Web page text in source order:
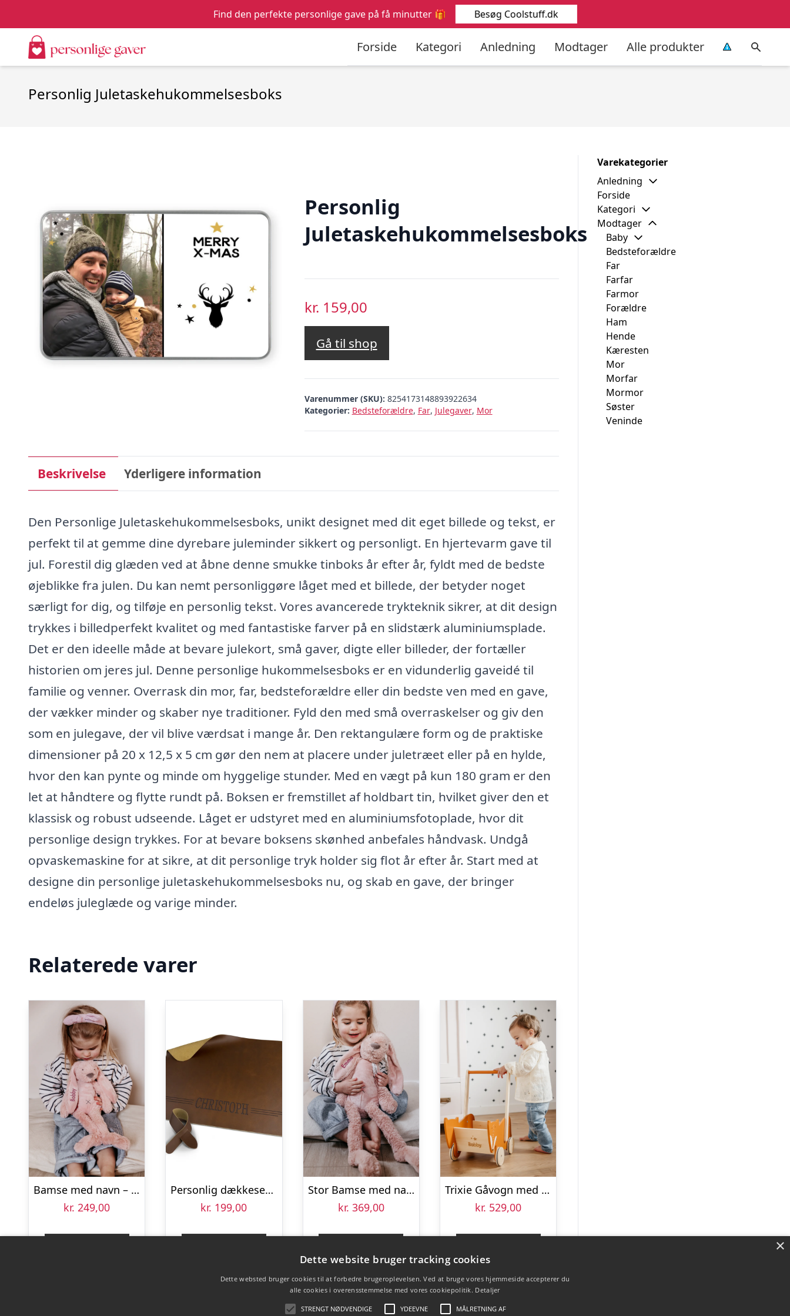
Forside Kategori Anledning Modtager Alle produkter
efter:
Personlig Juletaskehukommelsesboks
Personlig
Juletaskehukommelsesboks
kr. 159,00
Gå til shop
Varenummer (SKU): 8254173148893922634
Kategorier: Bedsteforældre, Far, Julegaver, Mor
Beskrivelse Yderligere information
Den Personlige Juletaskehukommelsesboks, unikt designet med dit eget billede og tekst, er
perfekt til at gemme dine dyrebare juleminder sikkert og personligt. En hjertevarm gave til
jul. Forestil dig glæden ved at åbne denne smukke tinboks år efter år, fyldt med de bedste
øjeblikke fra julen. Du kan nemt personliggøre låget med et billede, der betyder noget
særligt for dig, og tilføje en personlig tekst. Vores avancerede trykteknik sikrer, at dit design
trykkes i billedperfekt kvalitet og med fantastiske farver på en slidstærk aluminiumsplade.
Det er den ideelle måde at bevare julekort, små gaver, digte eller billeder, der fortæller
historien om jeres jul. Denne personlige hukommelsesboks er en vidunderlig gaveidé til
familie og venner. Overrask din mor, far, bedsteforældre eller din bedste ven med en gave,
der vækker minder og skaber nye traditioner. Fyld den med små overraskelser og giv den
som en julegave, der vil blive værdsat i mange år. Den rektangulære form og de praktiske
dimensioner på 20 x 12,5 x 5 cm gør den nem at placere under juletræet eller på en hylde,
hvor den kan pynte og minde om hyggelige stunder. Med en vægt på kun 180 gram er den
let at håndtere og flytte rundt på. Boksen er fremstillet af holdbart tin, hvilket giver den et
klassisk og robust udseende. Låget er udstyret med en aluminiumsfotoplade, hvor dit
personlige design trykkes. For at bevare boksens skønhed anbefales håndvask. Undgå
opvaskemaskine for at sikre, at dit personlige tryk holder sig flot år efter år. Start med at
designe din personlige juletaskehukommelsesboks nu, og skab en gave, der bringer
endeløs juleglæde og varige minder.
Relaterede varer
Bamse med navn – Medium Kanin – Lyserød
kr. 249,00
Personlig dækkeserviet i læder – Brun – indgraveret
kr. 199,00
Stor Bamse med navn – Kanin – Lyserød
kr. 369,00
Gå til shop
Trixie Gåvogn med navn af træ
kr. 529,00
Gå til shop
Varekategorier
Anledning
Forside
Kategori
Modtager
Baby
Bedsteforældre
Far
Farfar
Farmor
Forældre
Ham
Hende
Kæresten
Mor
Morfar
Mormor
Søster
Veninde
Find den perfekte personlige gave på få minutter 🎁 Besøg Coolstuff.dk
×
Dette website bruger tracking cookies
Dette websted bruger cookies til at forbedre brugeroplevelsen. Ved at bruge vores hjemmeside accepterer du
alle cookies i overensstemmelse med vores cookiepolitik. Detaljer
STRENGT NØDVENDIGE YDEEVNE MÅLRETNING AF